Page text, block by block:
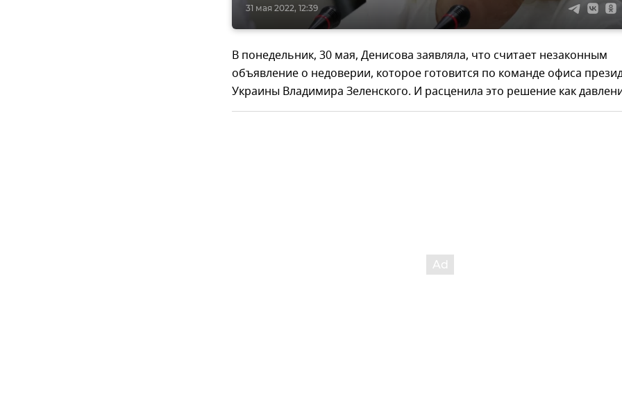
31 мая 2022, 12:39
В понедельник, 30 мая, Денисова заявляла, что считает незаконным
объявление о недоверии, которое готовится по команде офиса
Украины Владимира Зеленского. И расценила это решение как